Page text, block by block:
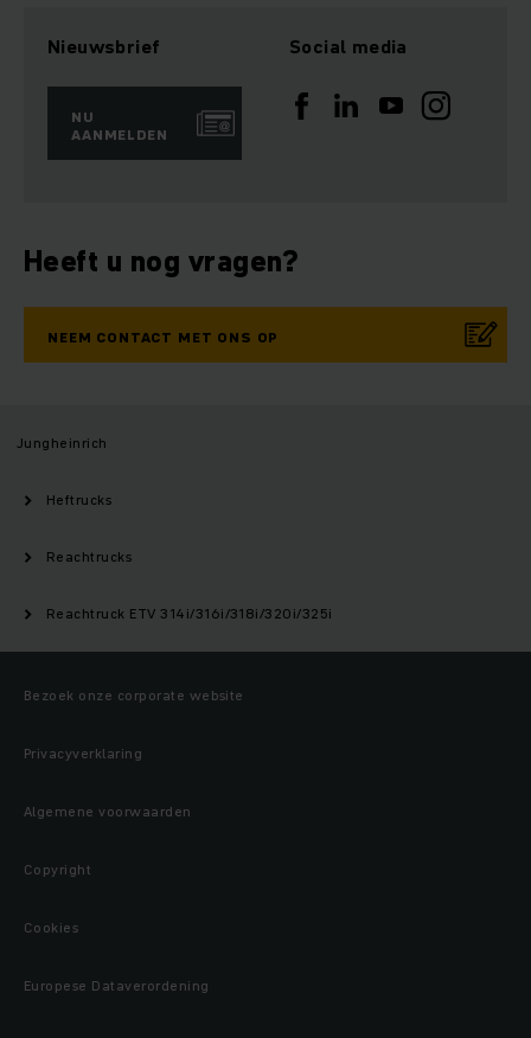
Nieuwsbrief
NU
AANMELDEN
Social media
Heeft u nog vragen?
NEEM CONTACT MET ONS OP
Jungheinrich
Heftrucks
Reachtrucks
Reachtruck ETV 314i/316i/318i/320i/325i
Bezoek onze corporate website
Privacyverklaring
Algemene voorwaarden
Copyright
Cookies
Europese Dataverordening